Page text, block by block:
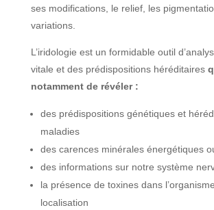
ses modifications, le relief, les
variations.
L’iridologie est un formidable outil
vitale et des prédispositions héréditaires
notamment de révéler :
des prédispositions génétiques et
maladies
des carences minérales énergétiques
des informations sur notre système
la présence de toxines dans
localisation